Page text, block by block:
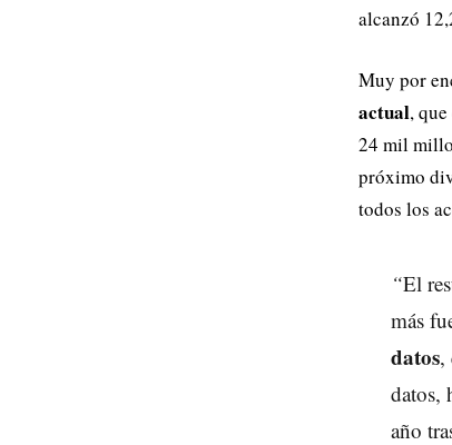
alcanzó
Muy por
actual,
24 mil
próximo
todos los
“El
más
datos,
datos,
año